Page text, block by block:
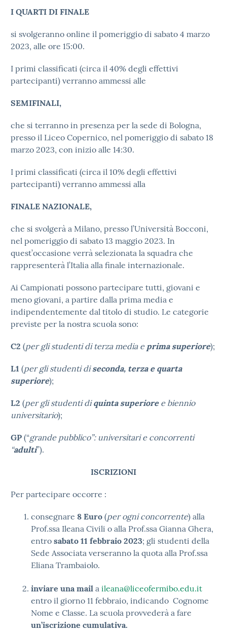
I QUARTI DI FINALE
si svolgeranno online il pomeriggio di sabato 4 marzo
2023, alle ore 15:00.
I primi classificati (circa il 40% degli effettivi
partecipanti) verranno ammessi alle
SEMIFINALI,
che si terranno in presenza per la sede di Bologna,
presso il Liceo Copernico, nel pomeriggio di sabato 18
marzo 2023, con inizio alle 14:30.
I primi classificati (circa il 10% degli effettivi
partecipanti) verranno ammessi alla
FINALE NAZIONALE,
che si svolgerà a Milano, presso l’Università Bocconi,
nel pomeriggio di sabato 13 maggio 2023. In
quest’occasione verrà selezionata la squadra che
rappresenterà l’Italia alla finale internazionale.
Ai Campionati possono partecipare tutti, giovani e
meno giovani, a partire dalla prima media e
indipendentemente dal titolo di studio. Le categorie
previste per la nostra scuola sono:
C2 (per gli studenti di terza media e prima superiore);
L1 (per gli studenti diseconda, terza e quarta
superiore);
L2 (per gli studenti diquinta superioree biennio
universitario);
GP (“grande pubblico”: universitari e concorrenti
“adulti”).
ISCRIZIONI
Per partecipare occorre :
consegnare 8 Euro (per ogni concorrente) alla
Prof.ssa Ileana Civili o alla Prof.ssa Gianna Ghera,
entro sabato 11 febbraio 2023; gli studenti della
Sede Associata verseranno la quota alla Prof.ssa
Eliana Trambaiolo.
inviare una mail a ileana@liceofermibo.edu.it
entro il giorno 11 febbraio, indicando Cognome
Nome e Classe. La scuola provvederà a fare
un’iscrizione cumulativa.